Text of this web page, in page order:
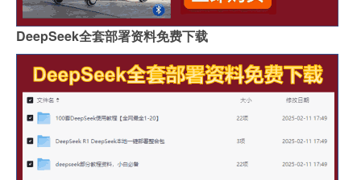
DeepSeek全套部署资料免费下载